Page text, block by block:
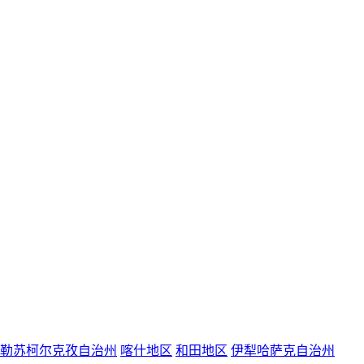
苏柯尔克孜自治州 喀什地区 和田地区 伊犁哈萨克自治州